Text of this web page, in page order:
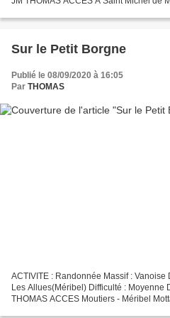
Sur le Petit Borgne
Publié le 08/09/2020 à 16:05
Par THOMAS
ACTIVITE : Randonnée Massif :
Les Allues(Méribel) Difficulté : Moyenne
THOMAS ACCES Moutiers - Méribel